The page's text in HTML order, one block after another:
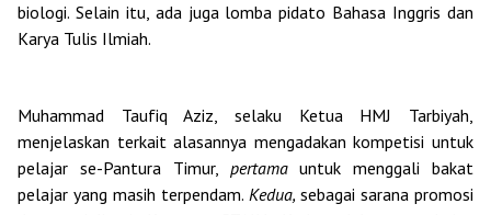
biologi. Selain itu, ada juga lomba pidato Bahasa Inggris dan
Karya Tulis Ilmiah.
Muhammad Taufiq Aziz, selaku Ketua HMJ Tarbiyah,
menjelaskan terkait alasannya mengadakan kompetisi untuk
pelajar se-Pantura Timur, pertamauntuk menggali bakat
pelajar yang masih terpendam. Kedua, sebagai sarana promosi